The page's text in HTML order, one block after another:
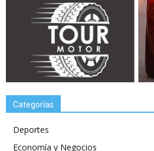
Categorías
Deportes
Economía y Negocios